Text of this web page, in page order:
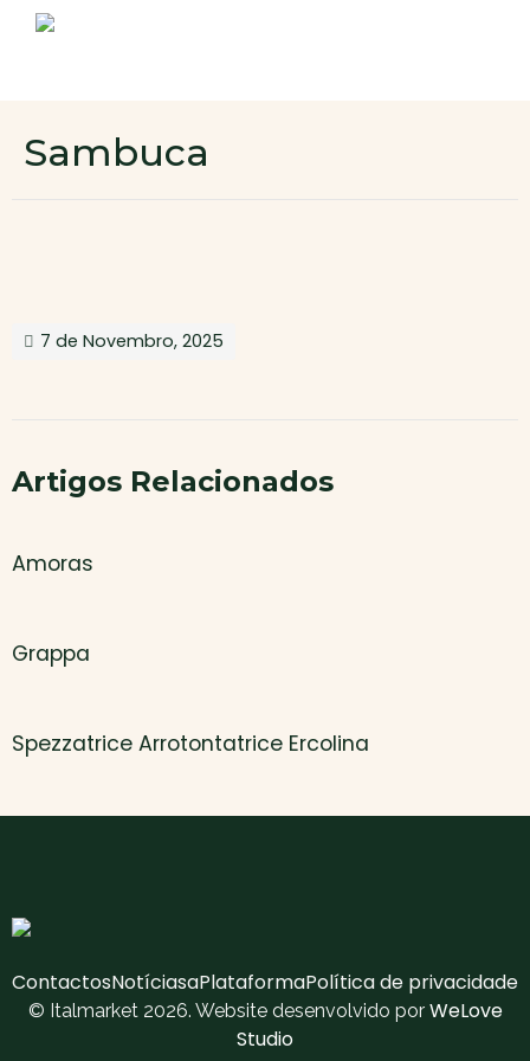
Área de cliente
Sambuca
7 de Novembro, 2025
Artigos Relacionados
Amoras
Grappa
Spezzatrice Arrotontatrice Ercolina
ContactosNotíciasaPlataformaPolítica de privacidade
© Italmarket 2026. Website desenvolvido por WeLove
Studio